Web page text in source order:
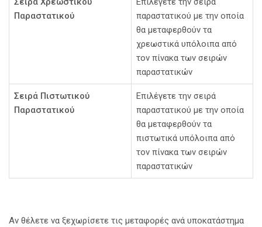
Παραστατικού
παραστατικού με την οποία
θα μεταφερθούν τα
χρεωστικά υπόλοιπα από
τον πίνακα των σειρών
παραστατικών
Σειρά Πιστωτικού
Παραστατικού
Επιλέγετε την σειρά
παραστατικού με την οποία
θα μεταφερθούν τα
πιστωτικά υπόλοιπα από
τον πίνακα των σειρών
παραστατικών
Αν θέλετε να ξεχωρίσετε τις μεταφορές ανά υποκατάστημα